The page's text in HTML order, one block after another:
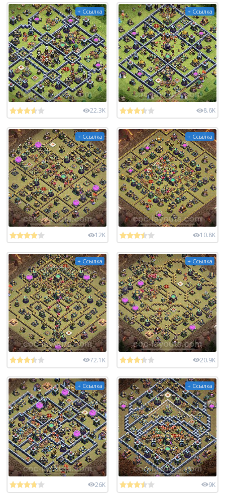
+ Ссылка
22.3K
+ Ссылка
8.6K
+ Ссылка
12K
+ Ссылка
10.8K
+ Ссылка
72.1K
+ Ссылка
20.9K
+ Ссылка
26K
+ Ссылка
9K